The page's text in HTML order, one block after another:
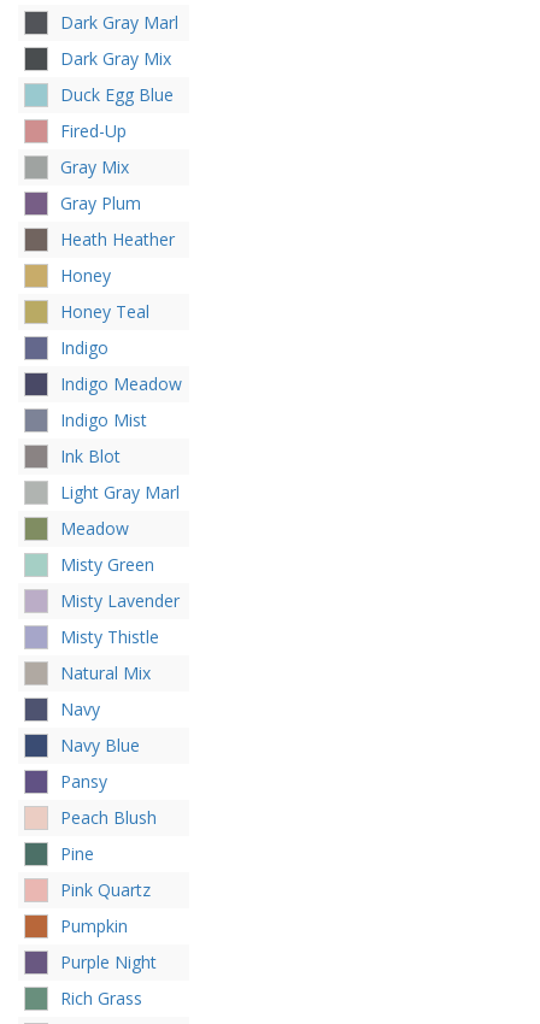
Dark Gray Marl
Dark Gray Mix
Duck Egg Blue
Fired-Up
Gray Mix
Gray Plum
Heath Heather
Honey
Honey Teal
Indigo
Indigo Meadow
Indigo Mist
Ink Blot
Light Gray Marl
Meadow
Misty Green
Misty Lavender
Misty Thistle
Natural Mix
Navy
Navy Blue
Pansy
Peach Blush
Pine
Pink Quartz
Pumpkin
Purple Night
Rich Grass